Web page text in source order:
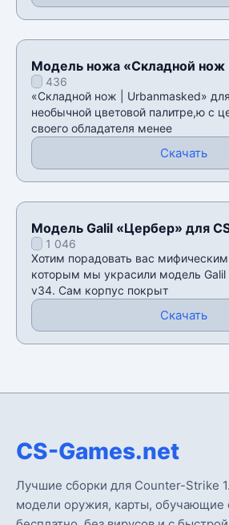
Модель ножа «Складной нож
для CSS v34
436
«Складной нож | Urbanmasked»
необычной цветовой палитре,ю с
своего обладателя менее
Скачать
Модель Galil «Цербер» для
1 046
Хотим порадовать вас
которым мы украсили модель Galil
v34. Сам корпус покрыт
Скачать
CS-Games.net
Лучшие сборки для Counter-Strike
модели оружия, карты, обучающие